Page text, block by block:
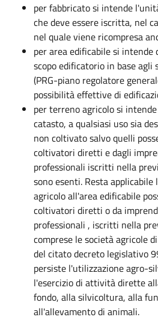
per fabbricato si intende
che deve essere iscritta, nel
nel quale viene ricompresa
per area edificabile si
scopo edificatorio in base
(PRG-piano regolatore
possibilità effettive di
per terreno agricolo si
catasto, a qualsiasi uso sia
non coltivato salvo quelli
coltivatori diretti e dagli
professionali iscritti nella
sono esenti. Resta
agricolo all'area edificabile
coltivatori diretti o da
professionali , iscritti nella
comprese le società agricole
del citato decreto legislativo
persiste l'utilizzazione agro-
l'esercizio di attività dirette
fondo, alla silvicoltura, alla
all'allevamento di animali.